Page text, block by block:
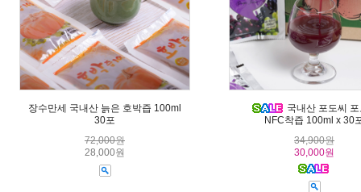
장수만세 국내산 늙은 호박즙 100ml
30포
72,000원
28,000원
국내산 포도씨
NFC착즙 100ml x 30
34,900원
30,000원